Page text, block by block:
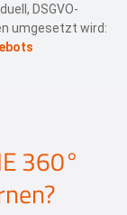
DSGVO-
umgesetzt wird:
360°